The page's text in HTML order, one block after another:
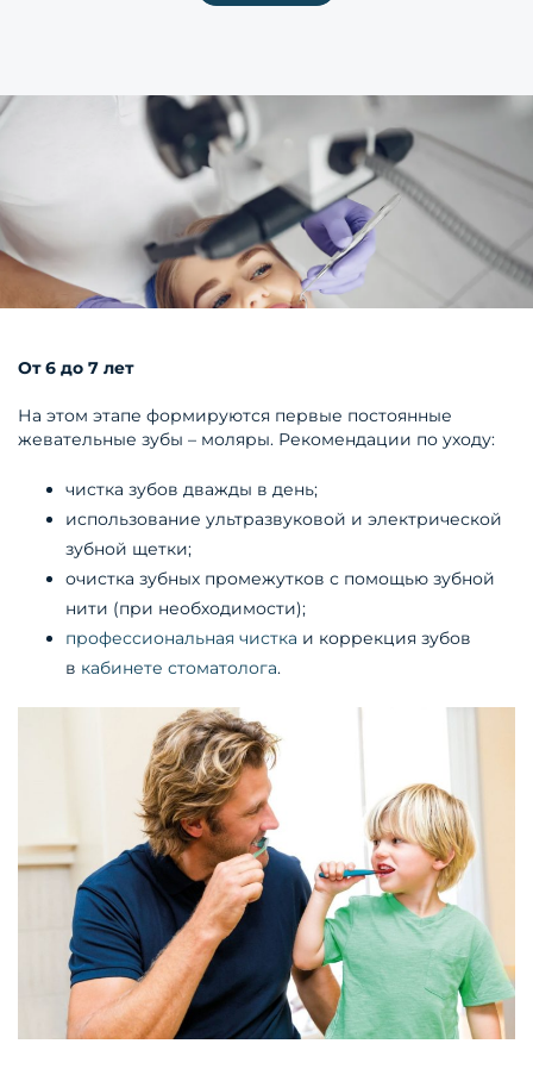
От 6 до 7 лет
На этом этапе формируются первые постоянные
жевательные зубы – моляры. Рекомендации по уходу:
чистка зубов дважды в день;
использование ультразвуковой и электрической
зубной щетки;
очистка зубных промежутков с помощью зубной
нити (при необходимости);
профессиональная чистка и коррекция зубов
в кабинете стоматолога.